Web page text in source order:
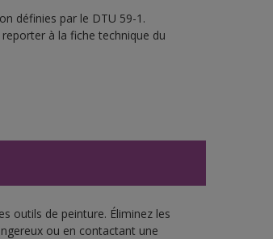
définies par le DTU 59-1.
à la fiche technique du
outils de peinture. Éliminez les
ou en contactant une